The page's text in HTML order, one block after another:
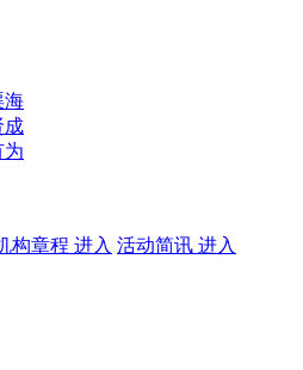
海
成
为
构章程 进入 活动简讯 进入